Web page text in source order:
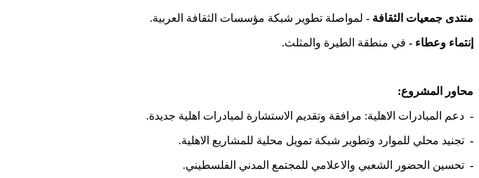
منتدى جمعيات الثقافة - لمواصلة تطوير شبكة مؤسسات الثقافة العربية.
إنتماء وعطاء - في منطقة الطيرة والمثلث.
محاور المشروع:
- دعم المبادرات الاهلية: مرافقة وتقديم الاستشارة لمبادرات اهلية جديدة.
- تجنيد محلي للموارد وتطوير شبكة تمويل محلية للمشاريع الاهلية.
- تحسين الحضور الشعبي والاعلامي للمجتمع المدني الفلسطيني.